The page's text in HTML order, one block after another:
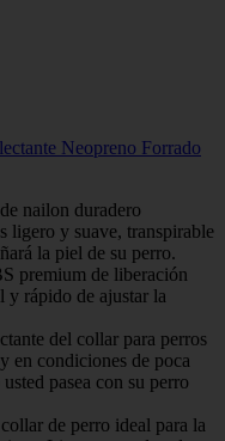
Neopreno Forrado
nailon duradero
ligero y suave, transpirable
la piel de su perro.
premium de liberación
rápido de ajustar la
del collar para perros
en condiciones de poca
pasea con su perro
de perro ideal para la